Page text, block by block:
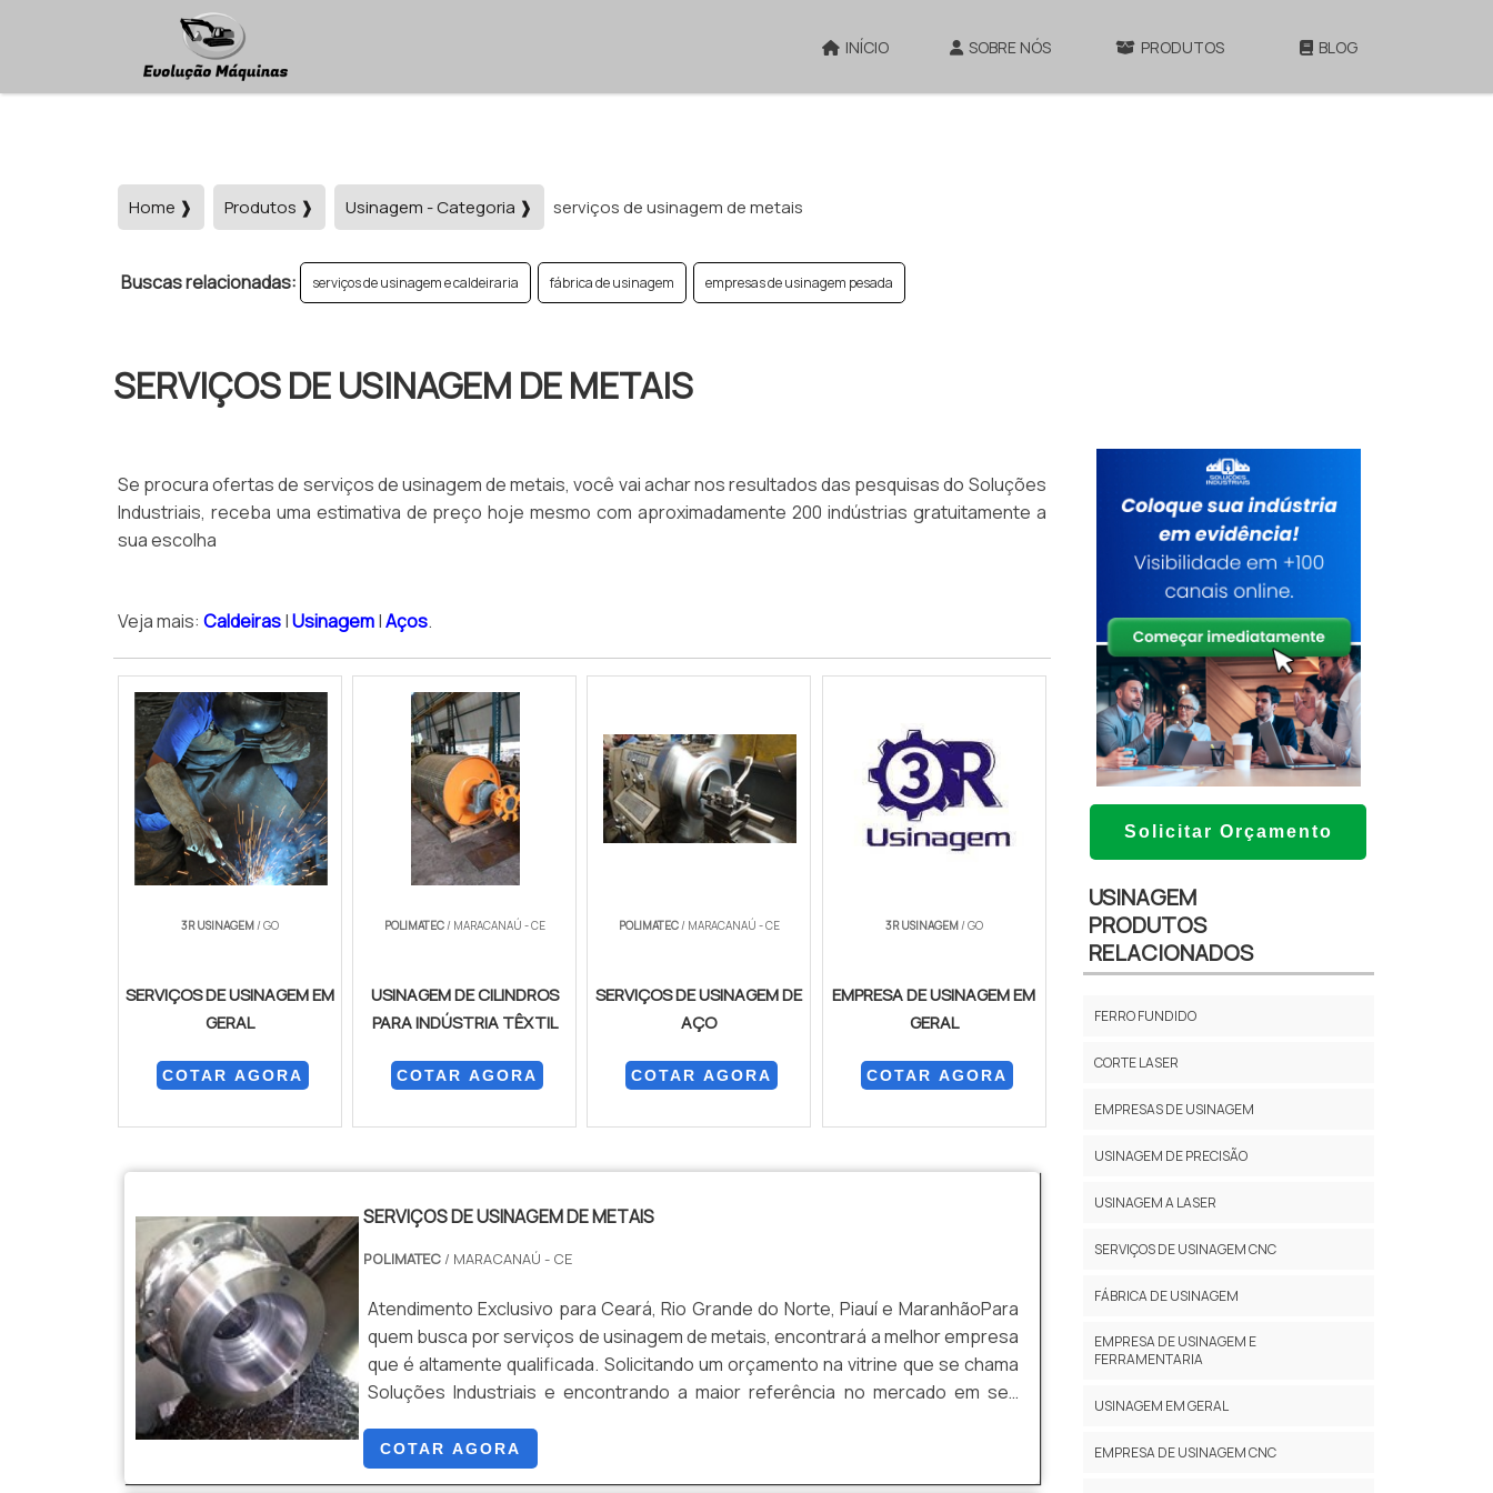
INÍCIO SOBRE NÓS PRODUTOS BLOG
Home ❱ Produtos ❱ Usinagem - Categoria ❱ serviços de usinagem de metais
Buscas relacionadas: serviços de usinagem e caldeiraria fábrica de usinagem empresas de usinagem pesada
SERVIÇOS DE USINAGEM DE METAIS
Se procura ofertas de serviços de usinagem de metais, você vai achar nos resultados das pesquisas do Soluções
Industriais, receba uma estimativa de preço hoje mesmo com aproximadamente 200 indústrias gratuitamente a
sua escolha
Veja mais: Caldeiras|Usinagem|Aços.
3R USINAGEM/ GO
SERVIÇOS DE USINAGEM EM
GERAL
COTAR AGORA
POLIMATEC/ MARACANAÚ - CE
USINAGEM DE CILINDROS
PARA INDÚSTRIA TÊXTIL
COTAR AGORA
POLIMATEC/ MARACANAÚ - CE
SERVIÇOS DE USINAGEM DE
AÇO
COTAR AGORA
3R USINAGEM/ GO
EMPRESA DE USINAGEM EM
GERAL
COTAR AGORA
SERVIÇOS DE USINAGEM DE METAIS
POLIMATEC / MARACANAÚ - CE
Atendimento Exclusivo para Ceará, Rio Grande do Norte, Piauí e MaranhãoPara
quem busca por serviços de usinagem de metais, encontrará a melhor empresa
que é altamente qualificada. Solicitando um orçamento na vitrine que se chama
Soluções Industriais e encontrando a maior referência no mercado em seu
Polimatec irá encontrar precisão com ampla linha de produtos e ser...
COTAR AGORA
Solicitar Orçamento
USINAGEM
PRODUTOS
RELACIONADOS
FERRO FUNDIDO
CORTE LASER
EMPRESAS DE USINAGEM
USINAGEM DE PRECISÃO
USINAGEM A LASER
SERVIÇOS DE USINAGEM CNC
FÁBRICA DE USINAGEM
EMPRESA DE USINAGEM E
FERRAMENTARIA
USINAGEM EM GERAL
EMPRESA DE USINAGEM CNC